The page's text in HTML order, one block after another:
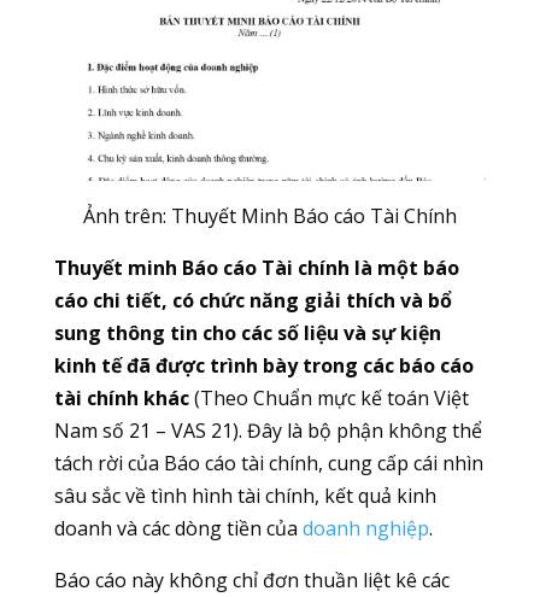
Ảnh trên: Thuyết Minh Báo cáo Tài Chính
Thuyết minh Báo cáo Tài chính là một báo
cáo chi tiết, có chức năng giải thích và bổ
sung thông tin cho các số liệu và sự kiện
kinh tế đã được trình bày trong các báo cáo
tài chính khác(Theo Chuẩn mực kế toán Việt
Nam số 21 – VAS 21). Đây là bộ phận không thể
tách rời của Báo cáo tài chính, cung cấp cái nhìn
sâu sắc về tình hình tài chính, kết quả kinh
doanh và các dòng tiền của doanh nghiệp.
Báo cáo này không chỉ đơn thuần liệt kê các